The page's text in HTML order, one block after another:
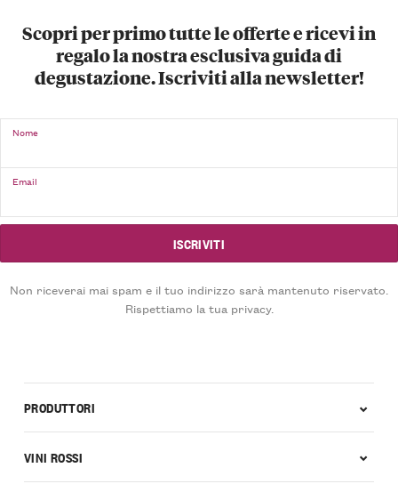
Scopri per primo tutte le offerte e ricevi in
regalo la nostra esclusiva guida di
degustazione. Iscriviti alla newsletter!
Nome
Email
Non riceverai mai spam e il tuo indirizzo sarà mantenuto riservato.
Rispettiamo la tua privacy.
PRODUTTORI
VINI ROSSI